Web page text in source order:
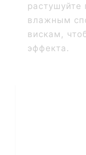
растушуйте
влажным
вискам,
эффекта.